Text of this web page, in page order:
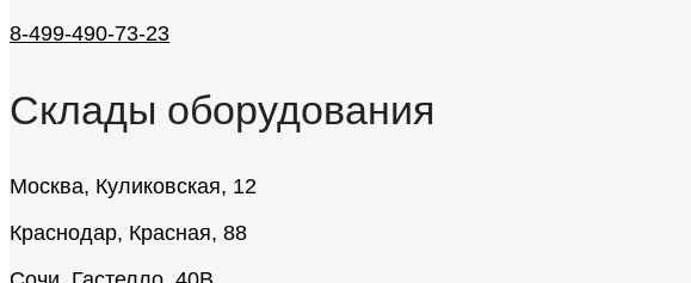
8-499-490-73-23
Склады оборудования
Москва, Куликовская, 12
Краснодар, Красная, 88